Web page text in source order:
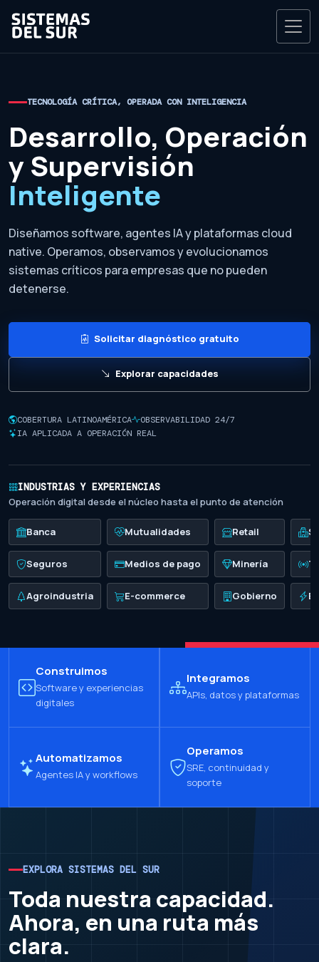
TECNOLOGÍA CRÍTICA, OPERADA CON INTELIGENCIA
Desarrollo, Operación
y Supervisión
Inteligente
Diseñamos software, agentes IA y plataformas cloud
native. Operamos, observamos y evolucionamos
sistemas críticos para empresas que no pueden
detenerse.
Solicitar diagnóstico gratuito
Explorar capacidades
COBERTURA LATINOAMÉRICA
OBSERVABILIDAD 24/7
IA APLICADA A OPERACIÓN REAL
INDUSTRIAS Y EXPERIENCIAS
Operación digital desde el núcleo hasta el punto de atención
Banca
Seguros
Agroindustria
Mutualidades
Medios de pago
E-commerce
Retail
Minería
Gobierno
Construimos
Software y experiencias
digitales
Integramos
APIs, datos y plataformas
Automatizamos
Agentes IA y workflows
Operamos
SRE, continuidad y
soporte
EXPLORA SISTEMAS DEL SUR
Toda nuestra capacidad.
Ahora, en una ruta más
clara.